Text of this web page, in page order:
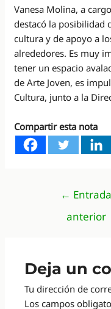
Vanesa Molina, a
destacó la posibilidad
cultura y de apoyo a
alrededores. Es muy
tener un espacio
de Arte Joven, es
Cultura, junto a la
Compartir esta nota
Navegación
entradas
← Entrada
anterior
Deja un
Tu dirección de
Los campos